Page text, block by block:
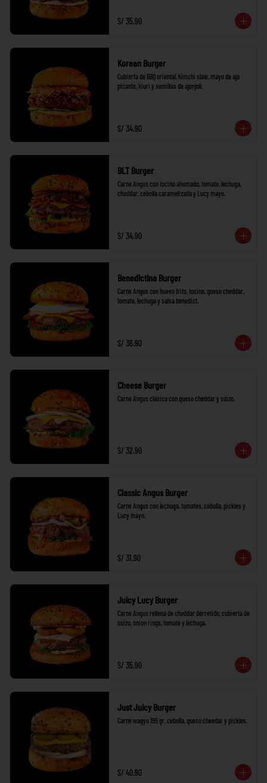
S/ 35.90
Korean Burger
Cubierta de BBQ oriental, kimchi slaw, mayo de ajo
picante, kiuri y semillas de ajonjolí.
S/ 34.90
BLT Burger
Carne Angus con tocino ahumado, tomate, lechuga,
cheddar, cebolla caramelizada y Lucy mayo.
S/ 34.90
Benedictina Burger
Carne Angus con huevo frito, tocino, queso cheddar,
tomate, lechuga y salsa benedict.
S/ 36.90
Cheese Burger
Carne Angus clásica con queso cheddar y suizo.
S/ 32.90
Classic Angus Burger
Carne Angus con lechuga, tomates, cebolla, pickles y
Lucy mayo.
S/ 31.90
Juicy Lucy Burger
Carne Angus rellena de cheddar derretido, cubierta de
suizo, onion rings, tomate y lechuga.
S/ 35.90
Just Juicy Burger
Carne wagyu 195 gr, cebolla, queso cheedar y pickles.
S/ 40.90